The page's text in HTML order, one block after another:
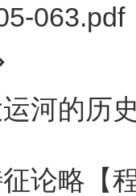
063.pdf
的历史
论略【